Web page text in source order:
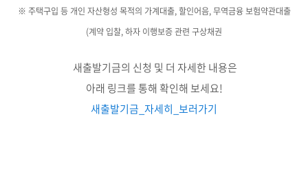
※ 주택구입 등 개인 자산형성 목적의 가계대출, 할인어음, 무역금융 보험약관대출
(계약 입찰, 하자 이행보증 관련 구상채권
새출발기금의 신청 및 더 자세한 내용은
아래 링크를 통해 확인해 보세요!
새출발기금_자세히_보러가기